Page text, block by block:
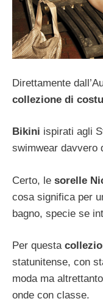
Direttamente
collezione di
Bikini ispirati agli
swimwear davvero
Certo, le sorelle
cosa significa per
bagno, specie se
Per questa
statunitense, con
moda ma
onde con classe.